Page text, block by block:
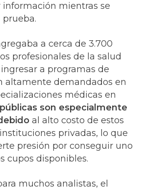
mientras se
a cerca de 3.700
profesionales de la salud
a programas de
altamente demandados en
médicas en
públicas son especialmente
al alto costo de estos
privadas, lo que
presión por conseguir uno
cupos disponibles.
muchos analistas, el